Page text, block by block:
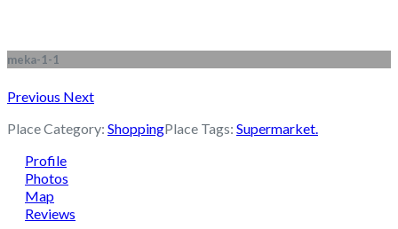
meka-1-1
Previous Next
Place Category: ShoppingPlace Tags: Supermarket.
Profile
Photos
Map
Reviews